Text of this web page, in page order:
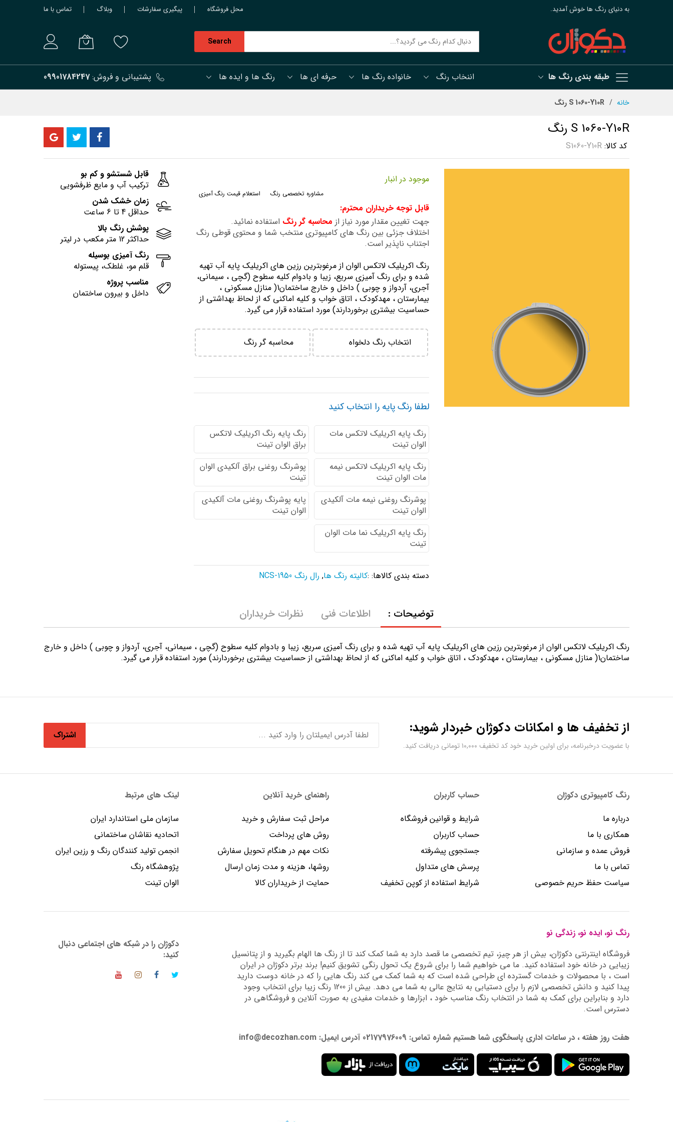
به دنیای رنگ ها خوش آمدید. محل فروشگاه پیگیری سفارشات وبلاگ تماس با ما
طبقه بندی رنگ ها
Search
اننخاب رنگ خانواده رنگ ها حرفه ای ها رنگ ها و ایده ها پشتیبانی و فروش:09901784247
خانه S 1060-Y10R رنگ
S 1060-Y10R رنگ
کد کالا S1060-Y10R
موجود در انبار
استعلام قیمت رنگ آمیزی مشاوره تخصصی رنگ
قابل توجه خریداران محترم:
جهت تغیین مقدار مورد نیاز از محاسبه گر رنگ استفاده نمائید.
اختلاف جزئی بین رنگ های کامپیوتری منتخب شما و محتوی قوطی رنگ
اجتناب ناپذیر است.
رنگ اكريليك لاتكس الوان از مرغوبترين رزين هاي اكريليك پايه آب تهيه
شده و برای رنگ آمیزی سریع، زیبا و بادوام کلیه سطوح (گچی ، سیمانی،
آجری، آردواز و چوبی ) داخل و خارج ساختمان1( منازل مسكوني ،
بيمارستان ، مهدكودك ، اتاق خواب و كليه اماكني كه از لحاظ بهداشتي از
حساسيت بيشتري برخوردارند) مورد استفاده قرار می گیرد.
انتخاب رنگ دلخواه محاسبه گر رنگ
لطفا رنگ پایه را انتخاب کنید
رنگ پایه اكريليك لاتكس مات
الوان تینت
رنگ پایه رنگ اكريليك لاتكس
براق الوان تینت
رنگ پایه اكريليك لاتكس نيمه
مات الوان تینت
پوشرنگ روغنی براق آلکیدی الوان
تینت
پوشرنگ روغنی نیمه مات آلکیدی
الوان تینت
پایه پوشرنگ روغنی مات آلکیدی
الوان تینت
رنگ پایه اکریلیک نما مات الوان
تینت
دسته بندی کالاها: :کالیته رنگ ها, رال رنگ NCS-1950
قابل شستشو و کم بو
ترکیب آب و مایع ظرفشویی
زمان خشک شدن
حداقل 4 تا 6 ساعت
پوشش رنگ بالا
حداکثر 12 متر مکعب در لیتر
رنگ آمیزی بوسیله
قلم مو، غلطک، پیستوله
مناسب پروژه
داخل و بیرون ساختمان
توضیحات :
رنگ اكريليك لاتكس الوان از مرغوبترين رزين هاي اكريليك پايه آب تهيه شده و برای رنگ آمیزی سریع، زیبا و بادوام کلیه سطوح (گچی ، سیمانی، آجری، آردواز و چوبی ) داخل و خارج
ساختمان1( منازل مسكوني ، بيمارستان ، مهدكودك ، اتاق خواب و كليه اماكني كه از لحاظ بهداشتي از حساسيت بيشتري برخوردارند) مورد استفاده قرار می گیرد.
اطلاعات فنی نظرات خریداران
از تخفیف ها و امکانات دکوژان خبردار شوید:
با عضویت درخبرنامه، برای اولین خرید خود کد تخفیف ۱۰,۰۰۰ تومانی دریافت کنید.
اشتراک
رنگ کامپیوتری دکوژان
درباره ما
همکاری با ما
فروش عمده و سازمانی
تماس با ما
سیاست حفظ حریم خصوصی
حساب کاربران
شرایط و قوانین فروشگاه
حساب کاربران
جستجوی پیشرفته
پرسش های متداول
شرایط استفاده از کوپن تخفیف
راهنمای خرید آنلاین
مراحل ثبت سفارش و خرید
روش های پرداخت
نکات مهم در هنگام تحویل سفارش
روشها، هزینه و مدت زمان ارسال
حمایت از خریداران کالا
لینک های مرتبط
سازمان ملی استاندارد ایران
اتحادیه نقاشان ساختمانی
انجمن توليد كنندگان رنگ و رزين ايران
پژوهشگاه رنگ
الوان تینت
رنگ نو، ایده نو، زندگی نو
فروشگاه اینترنتی دکوژان، بیش از هر چیز، تیم تخصصی ما قصد دارد به شما کمک کند تا از رنگ ها الهام بگیرید و از پتانسیل
زیبایی در خانه خود استفاده کنید. ما می خواهیم شما را برای شروع یک تحول رنگی تشویق کنیم! برند برتر دکوژان در ایران
است ، با محصولات و خدمات گسترده ای طراحی شده است که به شما کمک می کند رنگ هایی را که در خانه دوست دارید
پیدا کنید و دانش تخصصی لازم را برای دستیابی به نتایج عالی به شما می دهد. بیش از 1200 رنگ زیبا برای انتخاب وجود
دارد و بنابراین برای کمک به شما در انتخاب رنگ مناسب خود ، ابزارها و خدمات مفیدی به صورت آنلاین و فروشگاهی در
دسترس است.
هفت روز هفته ، در ساعات اداری پاسخگوی شما هستیم شماره تماس: 02177976009 آدرس ایمیل: info@decozhan.com
دکوژان را در شبکه های اجتماعی دنبال
کنید: